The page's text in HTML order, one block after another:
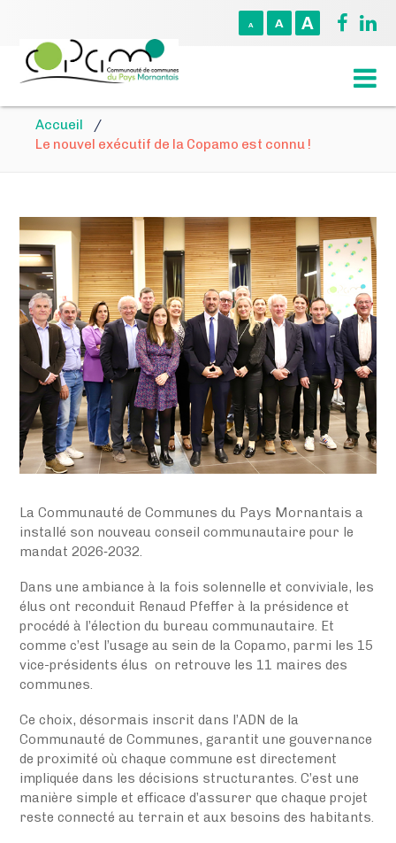
A A A
Accueil
/
Le nouvel exécutif de la Copamo est connu !
La Communauté de Communes du Pays Mornantais a
installé son nouveau conseil communautaire pour le
mandat 2026‑2032.
Dans une ambiance à la fois solennelle et conviviale, les
élus ont reconduit Renaud Pfeffer à la présidence et
procédé à l’élection du bureau communautaire. Et
comme c’est l’usage au sein de la Copamo, parmi les 15
vice-présidents élus on retrouve les 11 maires des
communes.
Ce choix, désormais inscrit dans l’ADN de la
Communauté de Communes, garantit une gouvernance
de proximité où chaque commune est directement
impliquée dans les décisions structurantes. C’est une
manière simple et efficace d’assurer que chaque projet
reste connecté au terrain et aux besoins des habitants.